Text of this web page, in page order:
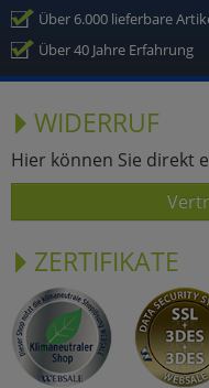
Über 6.000 lieferbare
Über 40 Jahre Erfahrung
WIDERRUF
Hier können Sie direkt
ZERTIFIKATE